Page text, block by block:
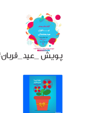
#پویش _عید_قربان